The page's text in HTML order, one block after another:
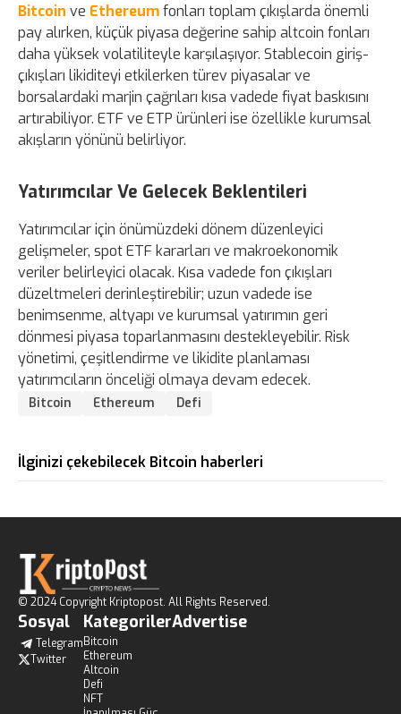
Bitcoin ve Ethereumfonları toplam çıkışlarda önemli
pay alırken, küçük piyasa değerine sahip altcoin fonları
daha yüksek volatiliteyle karşılaşıyor. Stablecoin giriş-
çıkışları likiditeyi etkilerken türev piyasalar ve
borsalardaki marjin çağrıları kısa vadede fiyat baskısını
artırabiliyor. ETF ve ETP ürünleri ise özellikle kurumsal
akışların yönünü belirliyor.
Yatırımcılar Ve Gelecek Beklentileri
Yatırımcılar için önümüzdeki dönem düzenleyici
gelişmeler, spot ETF kararları ve makroekonomik
veriler belirleyici olacak. Kısa vadede fon çıkışları
düzeltmeleri derinleştirebilir; uzun vadede ise
benimsenme, altyapı ve kurumsal yatırımın geri
dönmesi piyasa toparlanmasını destekleyebilir. Risk
yönetimi, çeşitlendirme ve likidite planlaması
yatırımcıların önceliği olmaya devam edecek.
Bitcoin Ethereum Defi
İlginizi çekebilecek Bitcoin haberleri
© 2024 Copyright Kriptopost. All Rights Reserved.
Sosyal
Telegram
Twitter
Kategoriler
Bitcoin
Ethereum
Altcoin
Defi
NFT
Advertise